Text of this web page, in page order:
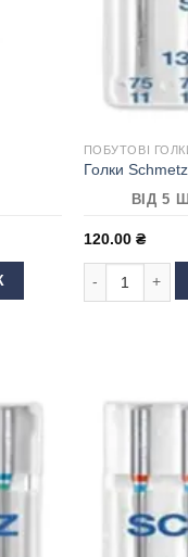
ПОБУТОВІ
Голки
ВІД 5
120.00 ₴
Голки Schmetz